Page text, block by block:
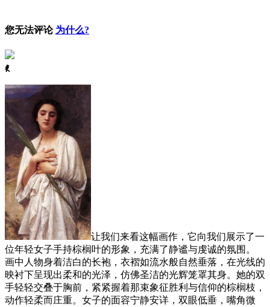
您无法评论 为什么?
ꈅ
让我们来看这幅画作，它向我们展示了一
位年轻女子手持棕榈叶的形象，充满了静谧与虔诚的氛围。
画中人物身着洁白的长袍，衣褶如流水般自然垂落，在光线的
映衬下呈现出柔和的光泽，仿佛圣洁的光辉笼罩其身。她的双
手轻轻交叠于胸前，紧紧握着那束象征胜利与信仰的棕榈枝，
动作轻柔而庄重。女子的面容宁静安详，双眼低垂，嘴角微